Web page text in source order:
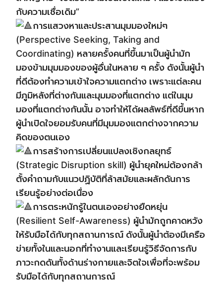
กับความเชื่อเดิม”
การแสวงหาและประสานมุมมองใหม่ๆ
(Perspective Seeking, Taking and
Coordinating) หลายครั้งคนที่ขึ้นมาเป็นผู้นำมัก
มองข้ามมุมมองของผู้อื่นในหลาย ๆ ครั้ง ดังนั้นผู้นำ
ที่ดีต้องทำความเข้าใจความแตกต่าง เพราะแต่ละคน
มีภูมิหลังที่ต่างกันและมุมมองที่แตกต่าง แต่ในมุม
มองที่แตกต่างกันนั้น อาจทำให้ได้ผลลัพธ์ที่ดีขึ้นหาก
ผู้นำเปิดใจยอมรับคนที่มีมุมมองแตกต่างจากความ
คิดของตนเอง
การสร้างการเปลี่ยนแปลงเชิงกลยุทธ์
(Strategic Disruption skill) ผู้นำยุคใหม่ต้องกล้า
ตั้งคำถามกับแนวปฏิบัติที่ล้าสมัยและผลักดันการ
เรียนรู้อย่างต่อเนื่อง
การตระหนักรู้ในตนเองอย่างยืดหยุ่น
(Resilient Self-Awareness) ผู้นำมักถูกคาดหวัง
ให้รับมือได้กับทุกสถานการณ์ ดังนั้นผู้นำต้องมีเครือ
ข่ายทั้งในและนอกที่ทำงานและเรียนรู้วิธีจัดการกับ
ภาวะกดดันทั้งด้านร่างกายและจิตใจเพื่อที่จะพร้อม
รับมือได้กับทุกสถานการณ์